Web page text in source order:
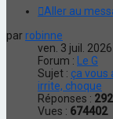
Aller au
par robinne
ven. 3 juil.
Forum : Le G
Sujet : ça vous
irrite, choque
Réponses :
Vues : 674402